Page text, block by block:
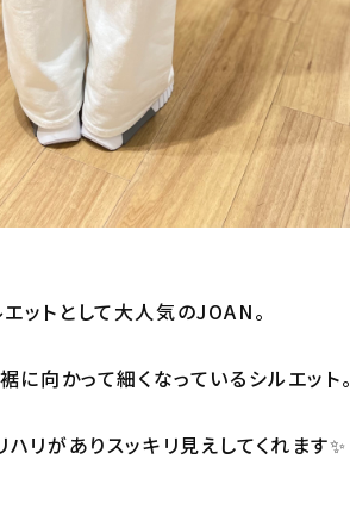
ットとして大人気のJOAN。
に向かって細くなっているシルエット。
リがありスッキリ見えしてくれます✨